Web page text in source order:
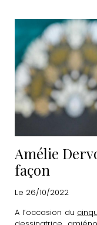
Amélie
façon
Le 26/10/2022
A l’occasion du